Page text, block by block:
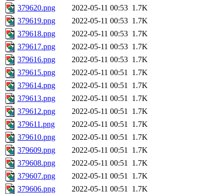
379620.png
2022-05-11 00:53 1.7K
379619.png
2022-05-11 00:53 1.7K
379618.png
2022-05-11 00:53 1.7K
379617.png
2022-05-11 00:53 1.7K
379616.png
2022-05-11 00:53 1.7K
379615.png
2022-05-11 00:51 1.7K
379614.png
2022-05-11 00:51 1.7K
379613.png
2022-05-11 00:51 1.7K
379612.png
2022-05-11 00:51 1.7K
379611.png
2022-05-11 00:51 1.7K
379610.png
2022-05-11 00:51 1.7K
379609.png
2022-05-11 00:51 1.7K
379608.png
2022-05-11 00:51 1.7K
379607.png
2022-05-11 00:51 1.7K
379606.png
2022-05-11 00:51 1.7K